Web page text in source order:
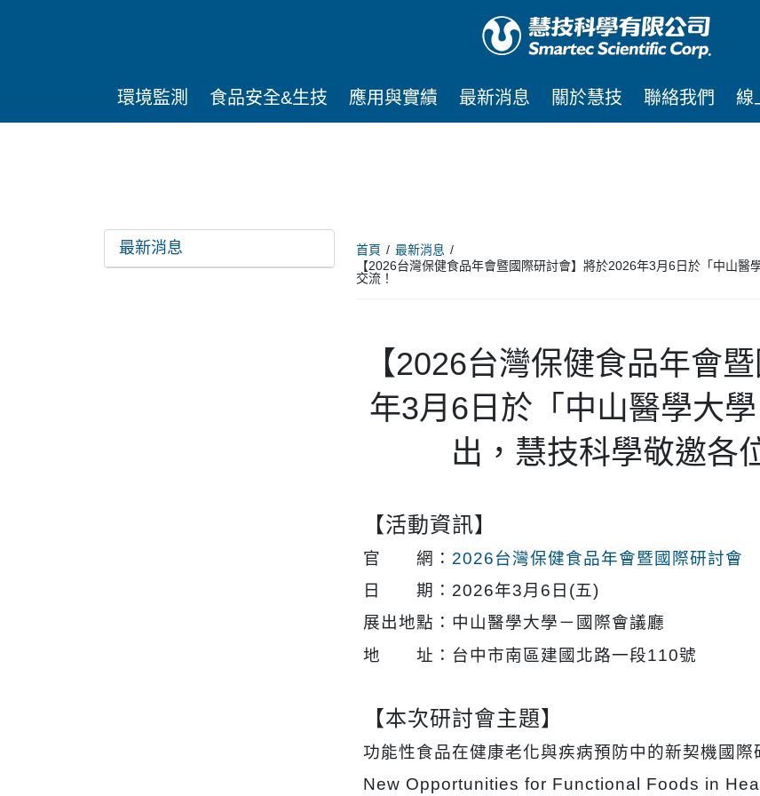
環境監測 食品安全&生技 應用與實績 最新消息 關於慧技 聯絡我們 線
最新消息 首頁
最新消息
【2026台灣保健食品年會暨國際研討會】將於2026年3月6日於「中山
交流！
【2026台灣保健食品年會
年3月6日於「中山醫學大
出，慧技科學敬邀各
【活動資訊】
官 網： 2026台灣保健食品年會暨國際研討會
日 期：2026年3月6日(五)
展出地點：中山醫學大學－國際會議廳
地 址： 台中市南區建國北路一段110號
【本次研討會主題】
功能性食品在健康老化與疾病預防中的新契機國際
New Opportunities for Functional Foods in